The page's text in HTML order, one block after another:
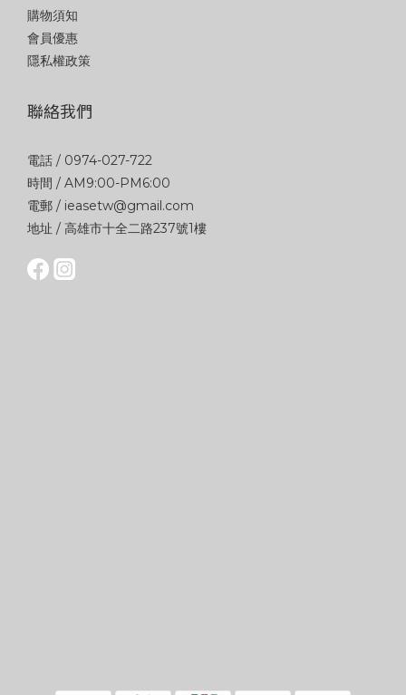
購物須知
會員優惠
隱私權政策
聯絡我們
電話 / 0974-027-722
時間 / AM9:00-PM6:00
電郵 / ieasetw@gmail.com
地址 / 高雄市十全二路237號1樓